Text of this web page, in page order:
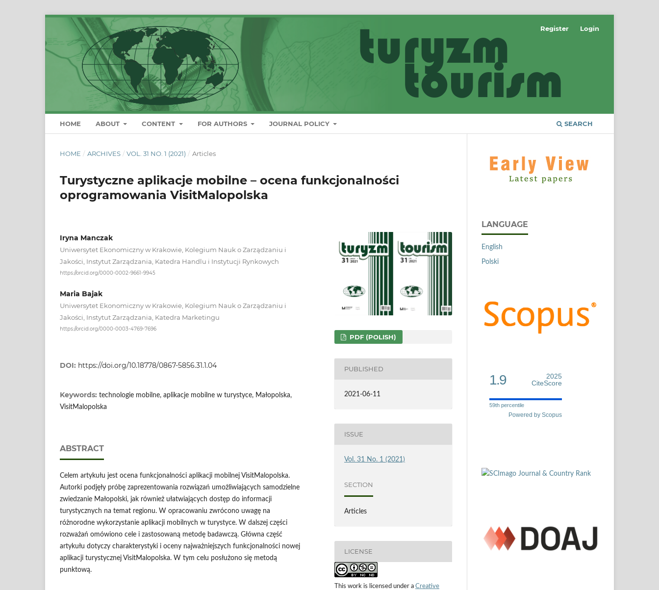
HOME ABOUT CONTENT FOR AUTHORS JOURNAL POLICY SEARCH
Register Login
HOME / ARCHIVES / VOL. 31 NO. 1 (2021) / Articles
Turystyczne aplikacje mobilne – ocena funkcjonalności
oprogramowania VisitMalopolska
Iryna Manczak
Uniwersytet Ekonomiczny w Krakowie, Kolegium Nauk o Zarządzaniu i
Jakości, Instytut Zarządzania, Katedra Handlu i Instytucji Rynkowych
https://orcid.org/0000-0002-9661-9945
Maria Bajak
Uniwersytet Ekonomiczny w Krakowie, Kolegium Nauk o Zarządzaniu i
Jakości, Instytut Zarządzania, Katedra Marketingu
https://orcid.org/0000-0003-4769-7696
DOI: https://doi.org/10.18778/0867-5856.31.1.04
Keywords: technologie mobilne, aplikacje mobilne w turystyce, Małopolska,
VisitMalopolska
ABSTRACT
Celem artykułu jest ocena funkcjonalności aplikacji mobilnej VisitMalopolska.
Autorki podjęły próbę zaprezentowania rozwiązań umożliwiających samodzielne
zwiedzanie Małopolski, jak również ułatwiających dostęp do informacji
turystycznych na temat regionu. W opracowaniu zwrócono uwagę na
różnorodne wykorzystanie aplikacji mobilnych w turystyce. W dalszej części
rozważań omówiono cele i zastosowaną metodę badawczą. Główna część
artykułu dotyczy charakterystyki i oceny najważniejszych funkcjonalności nowej
aplikacji turystycznej VisitMalopolska. W tym celu posłużono się metodą
punktową.
PDF (POLISH)
PUBLISHED
2021-06-11
ISSUE
Vol. 31 No. 1 (2021)
SECTION
Articles
LICENSE
This work is licensed under a Creative
LANGUAGE
English
Polski
1.9
2025
CiteScore
59th percentile
Powered by Scopus